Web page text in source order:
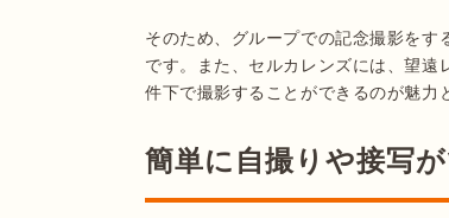
そのため、グループでの記念撮影を
です。また、セルカレンズには、望遠
簡単に自撮りや接写